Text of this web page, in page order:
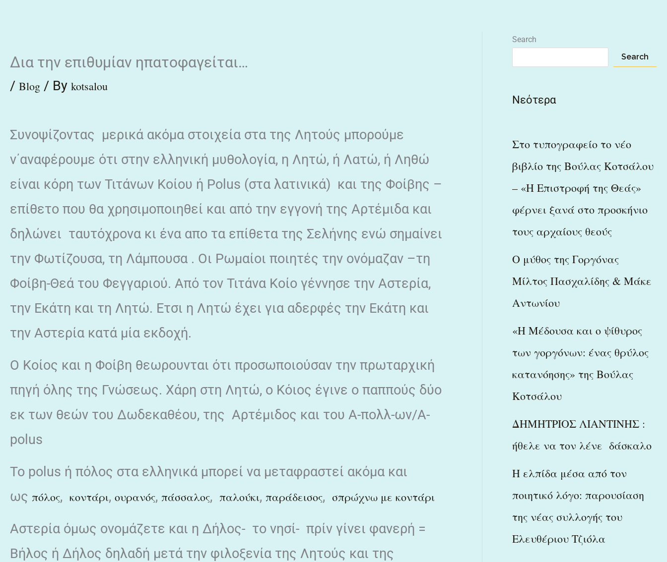
Δια την επιθυμίαν ηπατοφαγείται…
/ Blog / By kotsalou
Συνοψίζοντας μερικά ακόμα στοιχεία στα της Λητούς μπορούμε
ν΄αναφέρουμε ότι στην ελληνική μυθολογία, η Λητώ, ή Λατώ, ή Ληθώ
είναι κόρη των Τιτάνων Κοίου ή Polus (στα λατινικά) και της Φοίβης –
επίθετο που θα χρησιμοποιηθεί και από την εγγονή της Αρτέμιδα και
δηλώνει ταυτόχρονα κι ένα απο τα επίθετα της Σελήνης ενώ σημαίνει
την Φωτίζουσα, τη Λάμπουσα . Οι Ρωμαίοι ποιητές την ονόμαζαν –τη
Φοίβη-Θεά του Φεγγαριού. Από τον Τιτάνα Κοίο γέννησε την Αστερία,
την Εκάτη και τη Λητώ. Ετσι η Λητώ έχει για αδερφές την Εκάτη και
την Αστερία κατά μία εκδοχή.
Ο Κοίος και η Φοίβη θεωρουνται ότι προσωποιούσαν την πρωταρχική
πηγή όλης της Γνώσεως. Χάρη στη Λητώ, ο Κόιος έγινε ο παππούς δύο
εκ των θεών του Δωδεκαθέου, της Αρτέμιδος και του Α-πολλ-ων/Α-
polus
Το polus ή πόλος στα ελληνικά μπορεί να μεταφραστεί ακόμα και
ως πόλος, κοντάρι, ουρανός, πάσσαλος, παλούκι, παράδεισος, σπρώχνω με κοντάρι
Αστερία όμως ονομάζετε και η Δήλος- το νησί- πρίν γίνει φανερή =
Βήλος ή Δήλος δηλαδή μετά την φιλοξενία της Λητούς και της
Search
Search
Νεότερα
Στο τυπογραφείο το νέο
βιβλίο της Βούλας Κοτσάλου
– «Η Επιστροφή της Θεάς»
φέρνει ξανά στο προσκήνιο
τους αρχαίους θεούς
Ο μύθος της Γοργόνας
Μίλτος Πασχαλίδης & Μάκε
Αντωνίου
«Η Μέδουσα και ο ψίθυρος
των γοργόνων: ένας θρύλος
κατανόησης» της Βούλας
Κοτσάλου
ΔΗΜΗΤΡΙΟΣ ΛΙΑΝΤΙΝΗΣ :
ήθελε να τον λένε δάσκαλο
Η ελπίδα μέσα από τον
ποιητικό λόγο: παρουσίαση
της νέας συλλογής του
Ελευθέριου Τζιόλα